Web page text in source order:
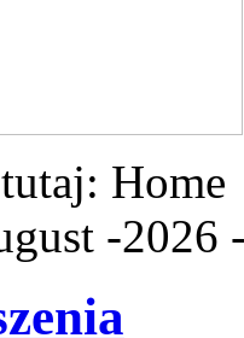
Home
-2026